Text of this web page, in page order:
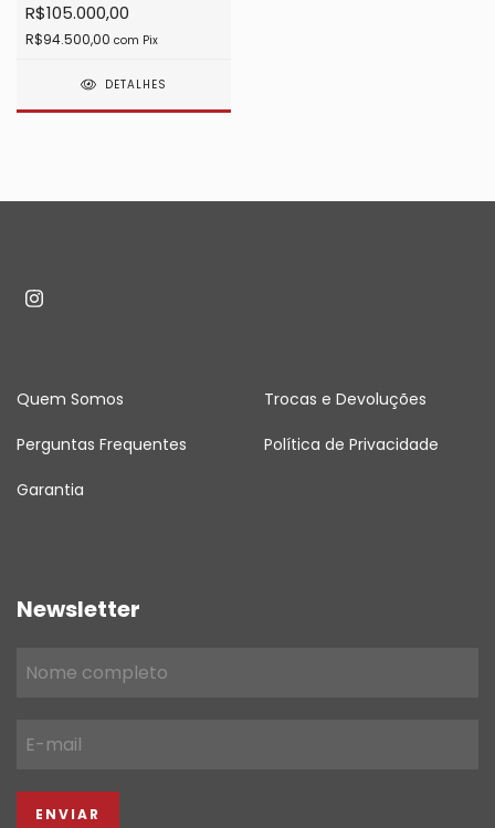
R$105.000,00
R$94.500,00 com Pix
DETALHES
Quem Somos Trocas e Devoluções
Perguntas Frequentes Política de Privacidade
Garantia
Newsletter